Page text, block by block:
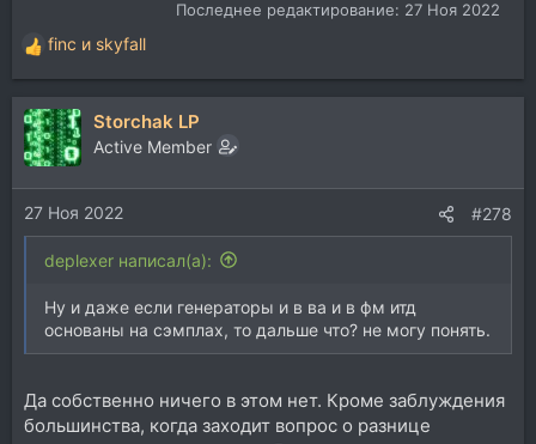
Последнее редактирование: 27 Ноя 2022
Р
е
а
к
ц
и
и
:
finc и skyfall
Storchak LP
Active Member
27 Ноя 2022 #278
deplexer написал(а):
Ну и даже если генераторы и в ва и в фм итд
основаны на сэмплах, то дальше что? не могу понять.
Да собственно ничего в этом нет. Кроме заблуждения
большинства, когда заходит вопрос о разнице